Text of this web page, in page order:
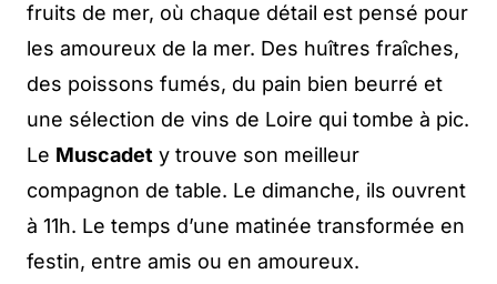
fruits de mer, où chaque détail est pensé pour
les amoureux de la mer. Des huîtres fraîches,
des poissons fumés, du pain bien beurré et
une sélection de vins de Loire qui tombe à pic.
Le Muscadet y trouve son meilleur
compagnon de table. Le dimanche, ils ouvrent
à 11h. Le temps d’une matinée transformée en
festin, entre amis ou en amoureux.